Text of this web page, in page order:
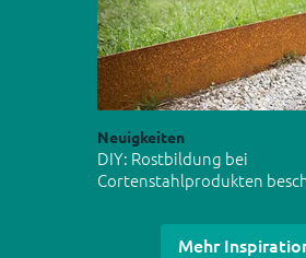
Neuigkeiten
DIY: Rostbildung bei
Cortenstahlprodukten
Mehr